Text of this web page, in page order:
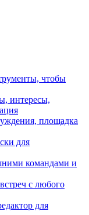
чтобы
интересы,
площадка
для
командами и
с любого
для